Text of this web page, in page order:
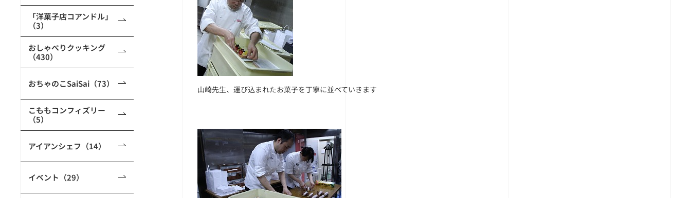
「洋菓子店コアンドル」
（3）
おしゃべりクッキング
（430）
おちゃのこSaiSai（73）
こももコンフィズリー
（5）
アイアンシェフ（14）
イベント（29）
山崎先生、運び込まれたお菓子を丁寧に並べていきます